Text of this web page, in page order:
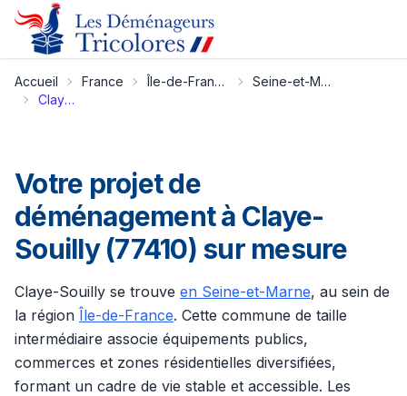
Accueil France Île-de-France
Seine-et-Marne
Claye-Souilly
Votre projet de
déménagement à Claye-
Souilly (77410) sur mesure
Claye-Souilly se trouve en Seine-et-Marne, au sein de
la région Île-de-France. Cette commune de taille
intermédiaire associe équipements publics,
commerces et zones résidentielles diversifiées,
formant un cadre de vie stable et accessible. Les